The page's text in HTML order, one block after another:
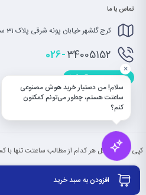
افزودن به سبد خرید
تماس با ما
کرج گلشهر خیابان پونه شرقی پلاک 31 ساختمان قائم طبقه اول واحد 3
026-34005152
info@saatet.com
کپی بخش یا کل هر کدام از مطالب ساعتت تنها
سلام! من دستیار خرید هوش مصنوعی
ساعتت هستم، چطور می‌تونم کمکتون
کنم؟
×